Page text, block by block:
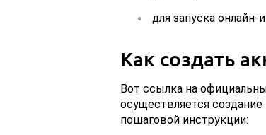
для запуска онлайн-
Как создать
Вот ссылка на
осуществляется
пошаговой инструкции: